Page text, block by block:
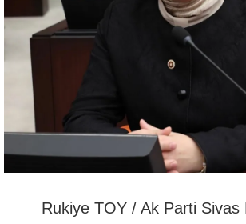
Rukiye TOY / Ak Parti Sivas